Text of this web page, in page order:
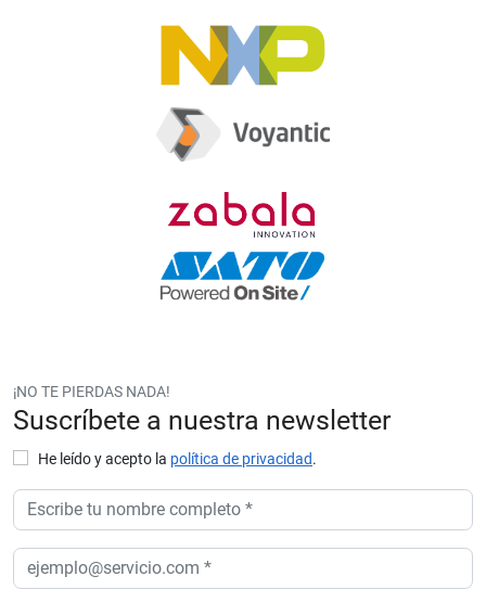
¡NO TE PIERDAS NADA!
Suscríbete a nuestra newsletter
He leído y acepto la política de privacidad.